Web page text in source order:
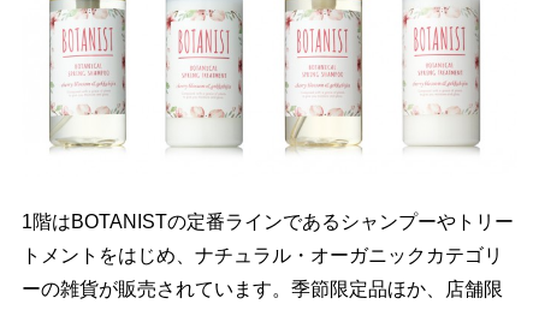
1階はBOTANISTの定番ラインであるシャンプーやトリー
トメントをはじめ、ナチュラル・オーガニックカテゴリ
ーの雑貨が販売されています。季節限定品ほか、店舗限